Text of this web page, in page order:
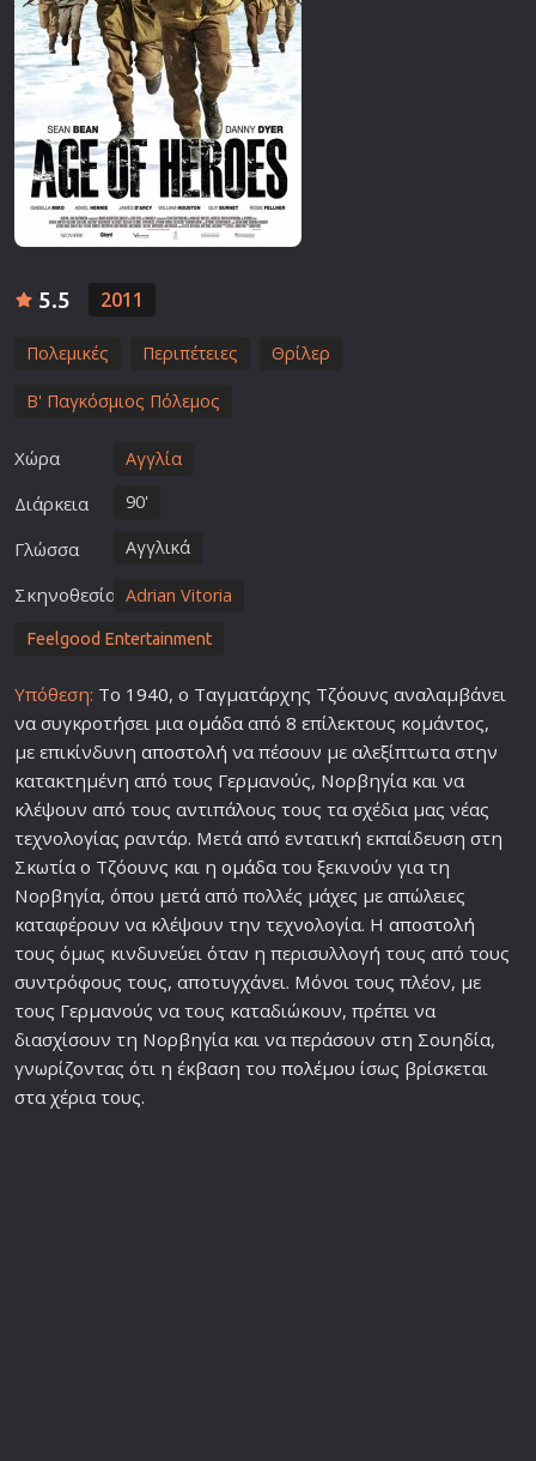
Θρίλερ
Ιστορικές
Καταστροφής
5.5 2011
Πολεμικές Περιπέτειες Θρίλερ
Β' Παγκόσμιος Πόλεμος
Χώρα Αγγλία
Διάρκεια 90'
Γλώσσα Αγγλικά
Σκηνοθεσία Adrian Vitoria
Feelgood Entertainment
Υπόθεση: Το 1940, ο Ταγματάρχης Τζόουνς αναλαμβάνει
να συγκροτήσει μιαομάδααπό 8 επίλεκτους κομάντος,
με επικίνδυνη αποστολή να πέσουν με αλεξίπτωτα στην
κατακτημένη από τους Γερμανούς, Νορβηγία και να
κλέψουν από τους αντιπάλους τους τα σχέδια μας νέας
τεχνολογίας ραντάρ. Μετά από εντατική εκπαίδευση στη
Σκωτία ο Τζόουνς και η ομάδατου ξεκινούν για τη
Νορβηγία, όπου μετά από πολλές μάχες με απώλειες
καταφέρουν να κλέψουν την τεχνολογία. Η αποστολή
τους όμως κινδυνεύει όταν η περισυλλογή τους από τους
συντρόφους τους, αποτυγχάνει. Μόνοι τους πλέον, με
τους Γερμανούς να τους καταδιώκουν, πρέπει να
διασχίσουν τη Νορβηγία και να περάσουν στη Σουηδία,
γνωρίζοντας ότι η έκβαση του πολέμου ίσως βρίσκεται
στα χέρια τους.